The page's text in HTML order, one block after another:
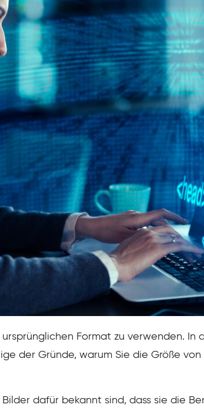
Format zu verwenden. In
der Gründe, warum Sie die Größe von
dafür bekannt sind, dass sie die